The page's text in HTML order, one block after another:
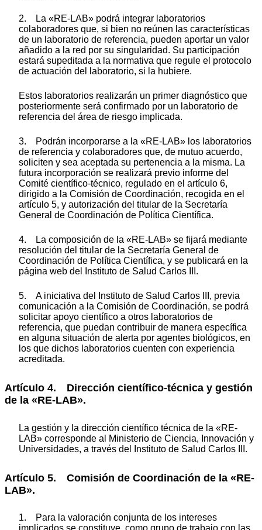
2. La «RE-LAB» podrá integrar laboratorios
colaboradores que, si bien no reúnen las características
de un laboratorio de referencia, pueden aportar un valor
añadido a la red por su singularidad. Su participación
estará supeditada a la normativa que regule el protocolo
de actuación del laboratorio, si la hubiere.
Estos laboratorios realizarán un primer diagnóstico que
posteriormente será confirmado por un laboratorio de
referencia del área de riesgo implicada.
3. Podrán incorporarse a la «RE-LAB» los laboratorios
de referencia y colaboradores que, de mutuo acuerdo,
soliciten y sea aceptada su pertenencia a la misma. La
futura incorporación se realizará previo informe del
Comité científico-técnico, regulado en el artículo 6,
dirigido a la Comisión de Coordinación, recogida en el
artículo 5, y autorización del titular de la Secretaría
General de Coordinación de Política Científica.
4. La composición de la «RE-LAB» se fijará mediante
resolución del titular de la Secretaría General de
Coordinación de Política Científica, y se publicará en la
página web del Instituto de Salud Carlos III.
5. A iniciativa del Instituto de Salud Carlos III, previa
comunicación a la Comisión de Coordinación, se podrá
solicitar apoyo científico a otros laboratorios de
referencia, que puedan contribuir de manera específica
en alguna situación de alerta por agentes biológicos, en
los que dichos laboratorios cuenten con experiencia
acreditada.
Artículo 4. Dirección científico-técnica y gestión
de la «RE-LAB».
La gestión y la dirección científico técnica de la «RE-
LAB» corresponde al Ministerio de Ciencia, Innovación y
Universidades, a través del Instituto de Salud Carlos III.
Artículo 5. Comisión de Coordinación de la «RE-
LAB».
1. Para la valoración conjunta de los intereses